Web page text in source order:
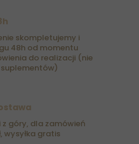
skompletujemy i
48h od momentu
do realizacji (nie
z góry, dla zamówień
wysyłka gratis